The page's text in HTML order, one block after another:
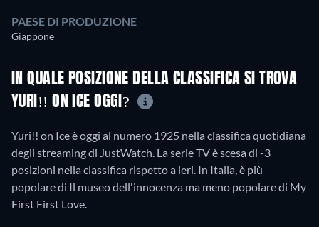
PAESE DI PRODUZIONE
Giappone
IN QUALE POSIZIONE DELLA CLASSIFICA SI TROVA
YURI!! ON ICE OGGI?
Yuri!! on Ice è oggi al numero 1925 nella classifica quotidiana
degli streaming di JustWatch. La serie TV è scesa di -3
posizioni nella classifica rispetto a ieri. In Italia, è più
popolare di Il museo dell'innocenza ma meno popolare di My
First First Love.